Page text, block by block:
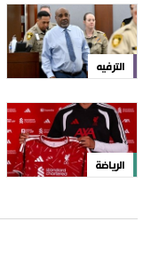
الترفيه
الرياضة